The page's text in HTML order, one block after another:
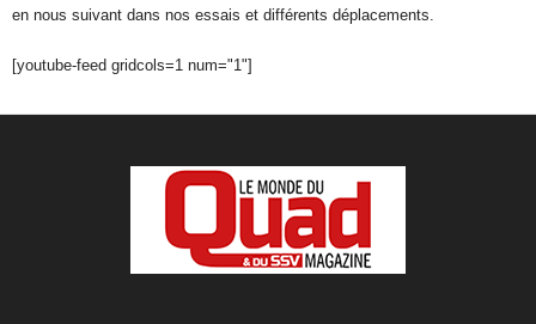
en nous suivant dans nos essais et différents déplacements.
[youtube-feed gridcols=1 num="1"]